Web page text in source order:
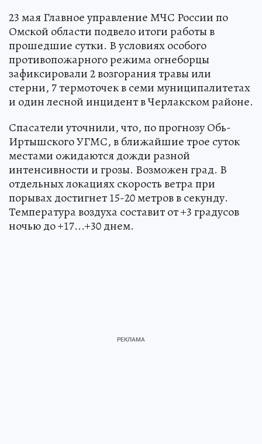
23 мая Главное управление МЧС России по
Омской области подвело итоги работы в
прошедшие сутки. В условиях особого
противопожарного режима огнеборцы
зафиксировали 2 возгорания травы или
стерни, 7 термоточек в семи муниципалитетах
и один лесной инцидент в Черлакском районе.
Спасатели уточнили, что, по прогнозу Обь-
Иртышского УГМС, в ближайшие трое суток
местами ожидаются дожди разной
интенсивности и грозы. Возможен град. В
отдельных локациях скорость ветра при
порывах достигнет 15-20 метров в секунду.
Температура воздуха составит от +3 градусов
ночью до +17...+30 днем.